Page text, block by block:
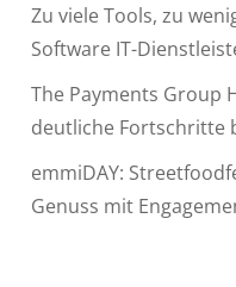
Zu viele Tools, zu
Software IT-
The Payments Group
deutliche Fortschritte
emmiDAY:
Genuss mit